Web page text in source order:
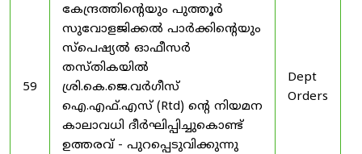
59
കേന്ദ്രത്തിന്റെയും പുത്തൂർ
സുവോളജിക്കൽ പാർക്കിന്റെയും
സ്പെഷ്യൽ ഓഫീസർ
തസ്തികയിൽ
ശ്രി.കെ.ജെ.വർഗീസ്
ഐ.എഫ്.എസ് (Rtd) ന്റെ നിയമന
കാലാവധി ദീർഘിപ്പിച്ചുകൊണ്ട്
ഉത്തരവ് - പുറപ്പെടുവിക്കുന്നു
Dept
Orders